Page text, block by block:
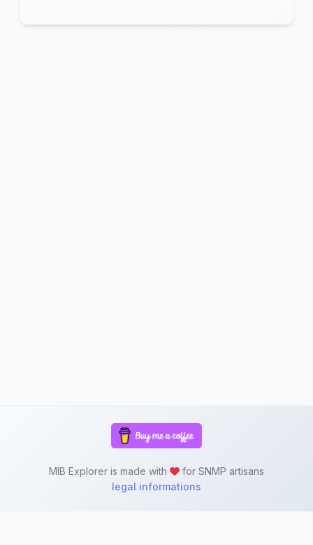
MIB Explorer is made with
for SNMP artisans
legal informations